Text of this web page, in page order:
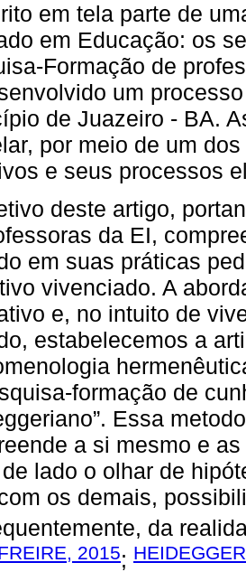
em tela parte de
em Educação: os
Formação de
um
de Juazeiro - BA.
por meio de um
e seus processos
deste artigo,
da EI,
em suas práticas
vivenciado. A
e, no intuito de
estabelecemos a
formação de
Essa
a si mesmo e
lado o olhar de
os demais,
da
2015;